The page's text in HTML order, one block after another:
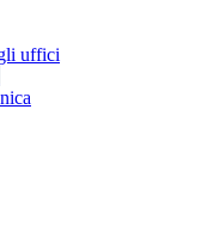
uffici